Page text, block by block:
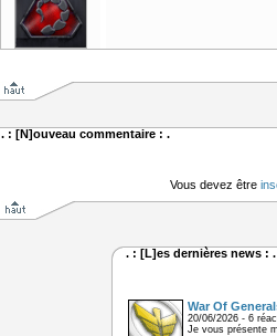
. : [N]ouveau commentaire : .
Vous devez être
. : [L]es dernières news : .
War Of
20/06/2026 - 6
Je vous présente